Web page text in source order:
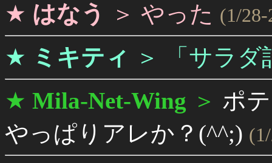
★ はなう ＞ やった (1/
★ ミキティ ＞
「サラ
★ Mila-Net-Wing ＞ ポ
やっぱりアレか？(^^;)